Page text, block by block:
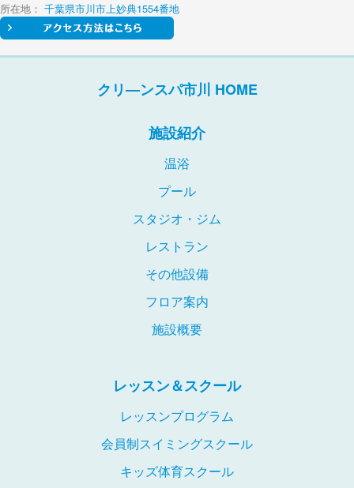
所在地 ： 千葉県市川市上妙典1554番地
クリ―ンスパ市川 HOME
施設紹介
温浴
プール
スタジオ・ジム
レストラン
その他設備
フロア案内
施設概要
レッスン＆スクール
レッスンプログラム
会員制スイミングスクール
キッズ体育スクール